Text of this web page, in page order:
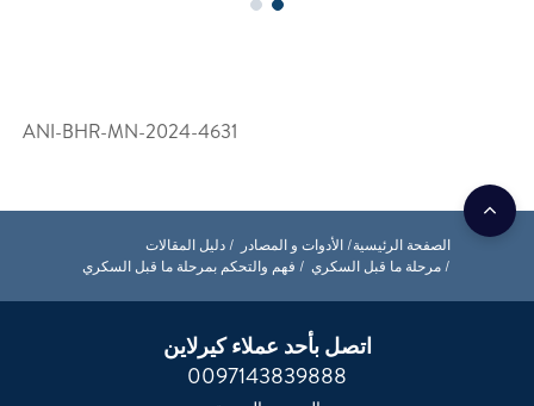
ANI-BHR-MN-2024-4631
الأدوات و المصادر
دليل المقالات
فهم والتحكم بمرحلة ما قبل السكري
اتصل بأحد عملاء كيرلاين